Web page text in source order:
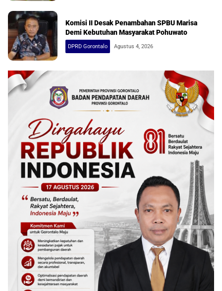
Komisi II Desak Penambahan SPBU Marisa
Demi Kebutuhan Masyarakat Pohuwato
DPRD Gorontalo Agustus 4, 2026